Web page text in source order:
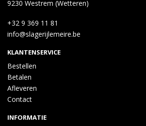
9230 Westrem (Wetteren)
+32 9 369 11 81
info@slagerijlemeire.be
KLANTENSERVICE
Bestellen
Betalen
Afleveren
Contact
INFORMATIE